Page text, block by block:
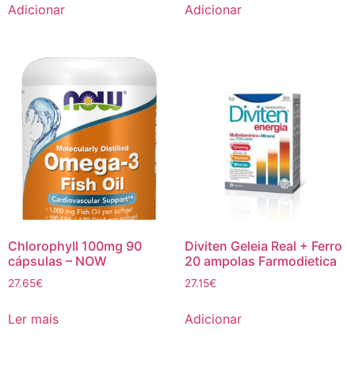
Adicionar Adicionar
Chlorophyll 100mg 90
cápsulas – NOW
27.65€
Ler mais
Diviten Geleia Real + Ferro
20 ampolas Farmodietica
27.15€
Adicionar